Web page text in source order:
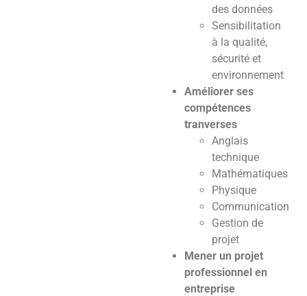
des données
Sensibilitation
à la qualité,
sécurité et
environnement
Améliorer ses
compétences
tranverses
Anglais
technique
Mathématiques
Physique
Communication
Gestion de
projet
Mener un projet
professionnel en
entreprise